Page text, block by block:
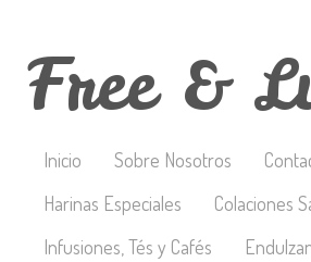
Free &
Inicio Sobre Nosotros
Harinas Especiales
Colaciones
Infusiones, Tés y Cafés